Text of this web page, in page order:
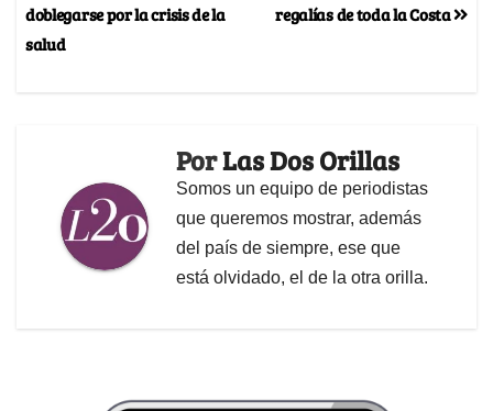
regalías de toda la Costa
doblegarse por la crisis de la
salud
PorLas Dos Orillas
Somos un equipo de periodistas
que queremos mostrar, además
del país de siempre, ese que
está olvidado, el de la otra orilla.